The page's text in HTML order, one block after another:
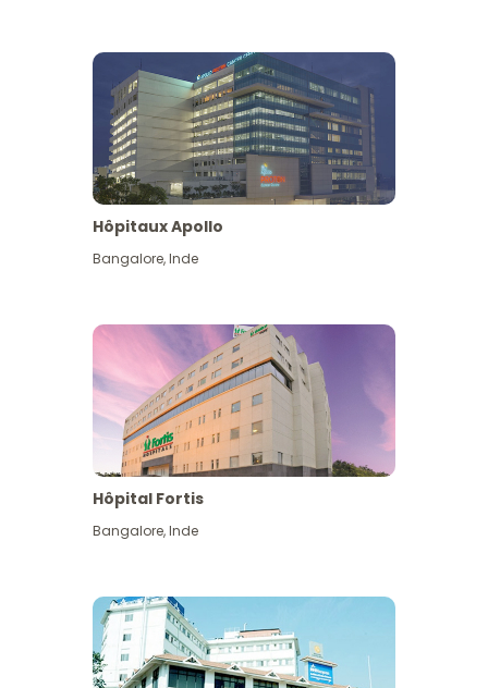
Hôpitaux Apollo
Bangalore,Inde
Hôpital Fortis
Bangalore,Inde